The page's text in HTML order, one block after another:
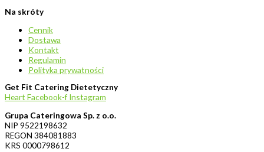
Na skróty
Cennik
Dostawa
Kontakt
Regulamin
Polityka prywatności
Get Fit Catering Dietetyczny
Heart Facebook-f Instagram
Grupa Cateringowa Sp. z o.o.
NIP 9522198632
REGON 384081883
KRS 0000798612